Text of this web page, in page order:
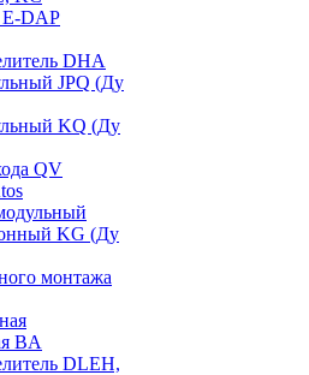
E-DAP
DHA
JPQ (Ду
KQ (Ду
QV
KG (Ду
монтажа
BA
DLEH,